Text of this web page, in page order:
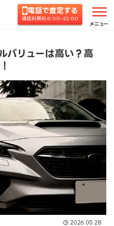
電話で査定する
通話料無料 8:00~22:00
メニュー
車の売却・乗り換え レヴォ
バリューは高い？高
2026.05.28